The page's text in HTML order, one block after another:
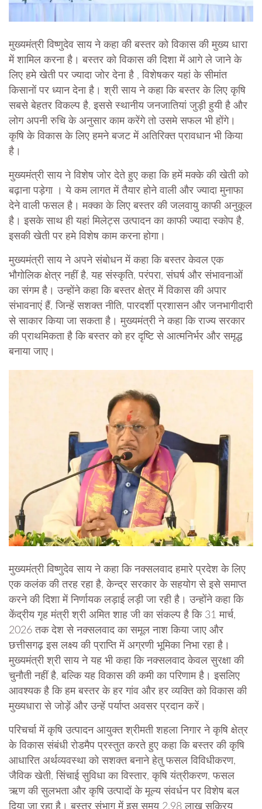
मुख्यमंत्री विष्णुदेव साय ने कहा की बस्तर को विकास की मुख्य धारा
में शामिल करना है। बस्तर को विकास की दिशा में आगे ले जाने के
लिए हमे खेती पर ज्यादा जोर देना है , विशेषकर यहां के सीमांत
किसानों पर ध्यान देना है। श्री साय ने कहा कि बस्तर के लिए कृषि
सबसे बेहतर विकल्प है, इससे स्थानीय जनजातियां जुड़ी हुयी है और
लोग अपनी रुचि के अनुसार काम करेंगे तो उसमे सफल भी होंगे।
कृषि के विकास के लिए हमने बजट में अतिरिक्त प्रावधान भी किया
है।
मुख्यमंत्री साय ने विशेष जोर देते हुए कहा कि हमें मक्के की खेती को
बढ़ाना पड़ेगा । ये कम लागत में तैयार होने वाली और ज्यादा मुनाफा
देने वाली फसल है। मक्का के लिए बस्तर की जलवायु काफी अनुकूल
है। इसके साथ ही यहां मिलेट्स उत्पादन का काफी ज्यादा स्कोप है,
इसकी खेती पर हमे विशेष काम करना होगा।
मुख्यमंत्री साय ने अपने संबोधन में कहा कि बस्तर केवल एक
भौगोलिक क्षेत्र नहीं है, यह संस्कृति, परंपरा, संघर्ष और संभावनाओं
का संगम है। उन्होंने कहा कि बस्तर क्षेत्र में विकास की अपार
संभावनाएं हैं, जिन्हें सशक्त नीति, पारदर्शी प्रशासन और जनभागीदारी
से साकार किया जा सकता है। मुख्यमंत्री ने कहा कि राज्य सरकार
की प्राथमिकता है कि बस्तर को हर दृष्टि से आत्मनिर्भर और समृद्ध
बनाया जाए।
मुख्यमंत्री विष्णुदेव साय ने कहा कि नक्सलवाद हमारे प्रदेश के लिए
एक कलंक की तरह रहा है, केन्द्र सरकार के सहयोग से इसे समाप्त
करने की दिशा में निर्णायक लड़ाई लड़ी जा रही है। उन्होंने कहा कि
केंद्रीय गृह मंत्री श्री अमित शाह जी का संकल्प है कि 31 मार्च,
2026 तक देश से नक्सलवाद का समूल नाश किया जाए और
छत्तीसगढ़ इस लक्ष्य की प्राप्ति में अग्रणी भूमिका निभा रहा है।
मुख्यमंत्री श्री साय ने यह भी कहा कि नक्सलवाद केवल सुरक्षा की
चुनौती नहीं है, बल्कि यह विकास की कमी का परिणाम है। इसलिए
आवश्यक है कि हम बस्तर के हर गांव और हर व्यक्ति को विकास की
मुख्यधारा से जोड़ें और उन्हें पर्याप्त अवसर प्रदान करें।
परिचर्चा में कृषि उत्पादन आयुक्त श्रीमती शहला निगार ने कृषि क्षेत्र
के विकास संबंधी रोडमैप प्रस्तुत करते हुए कहा कि बस्तर की कृषि
आधारित अर्थव्यवस्था को सशक्त बनाने हेतु फसल विविधीकरण,
जैविक खेती, सिंचाई सुविधा का विस्तार, कृषि यंत्रीकरण, फसल
ऋण की सुलभता और कृषि उत्पादों के मूल्य संवर्धन पर विशेष बल
दिया जा रहा है। बस्तर संभाग में इस समय 2.98 लाख सक्रिय